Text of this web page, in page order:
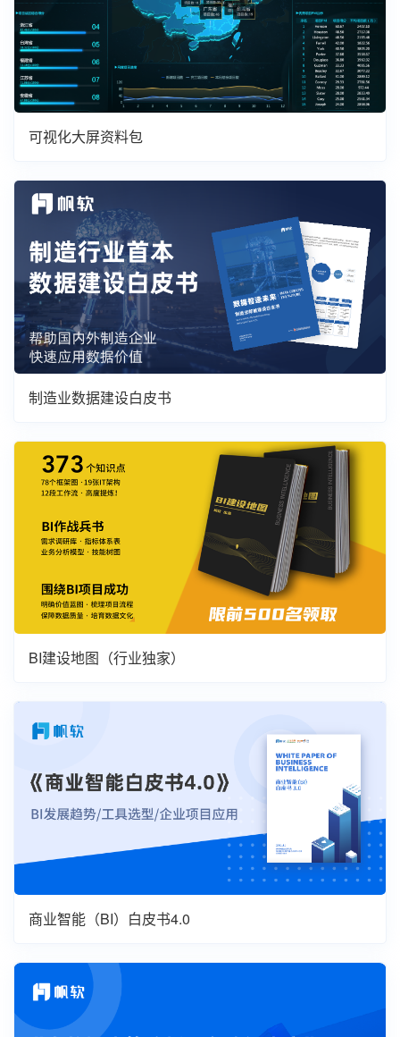
可视化大屏资料包
制造业数据建设白皮书
BI建设地图（行业独家）
商业智能（BI）白皮书4.0